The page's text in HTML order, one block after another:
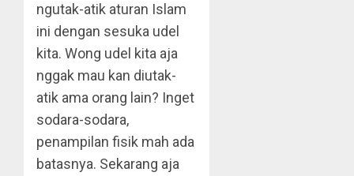
ngutak-atik aturan Islam
ini dengan sesuka udel
kita. Wong udel kita aja
nggak mau kan diutak-
atik ama orang lain? Inget
sodara-sodara,
penampilan fisik mah ada
batasnya. Sekarang aja